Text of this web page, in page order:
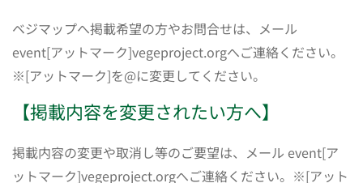
ベジマップへ掲載希望の方やお問合せは、メール
event[アットマーク]vegeproject.orgへご連絡ください。
※[アットマーク]を@に変更してください。
【掲載内容を変更されたい方へ】
掲載内容の変更や取消し等のご要望は、メール event[ア
ットマーク]vegeproject.orgへご連絡ください。※[アット